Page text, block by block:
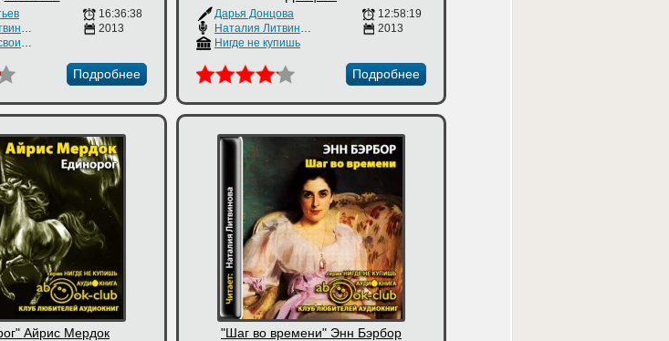
Наталия Литвинова
Аудиокнига своими руками
16:36:38
2013
Подробнее
Дарья Донцова
Наталия Литвинова
Нигде не купишь
12:58:19
2013
Подробнее
Айрис Мердок "Шаг во времени" Энн Бэрбор